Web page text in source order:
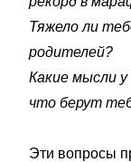
Тяжело ли
родителей?
Какие мысли
что берут
Эти вопросы